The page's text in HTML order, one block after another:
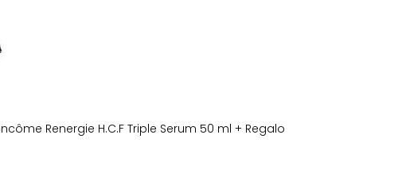
Renergie H.C.F Triple Serum 50 ml + Regalo